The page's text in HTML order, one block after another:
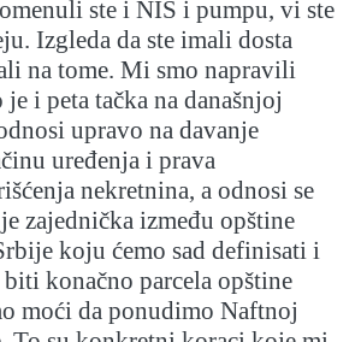
ste i NIS i pumpu, vi ste
Izgleda da ste imali dosta
na tome. Mi smo napravili
i peta tačka na današnjoj
upravo na davanje
uređenja i prava
nekretnina, a odnosi se
zajednička između opštine
koju ćemo sad definisati i
konačno parcela opštine
moći da ponudimo Naftnoj